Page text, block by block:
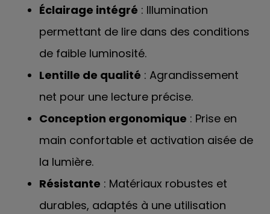
Éclairage intégré : Illumination
permettant de lire dans des conditions
de faible luminosité.
Lentille de qualité : Agrandissement
net pour une lecture précise.
Conception ergonomique : Prise en
main confortable et activation aisée de
la lumière.
Résistante : Matériaux robustes et
durables, adaptés à une utilisation